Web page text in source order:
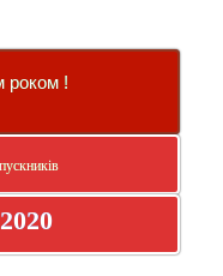
роком !